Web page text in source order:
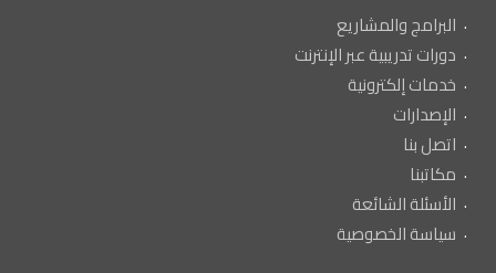
البرامج والمشاريع
دورات تدريبية عبر الإنترنت
خدمات إلكترونية
الإصدارات
اتصل بنا
مكاتبنا
الأسئلة الشائعة
سياسة الخصوصية